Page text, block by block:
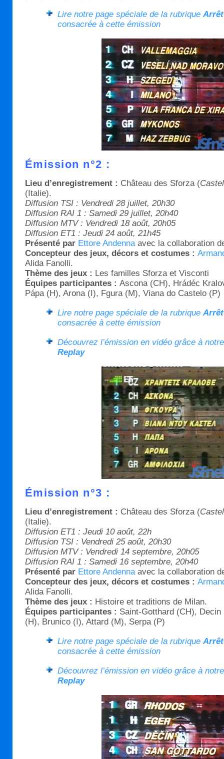
Lire notre page spéciale de la rubrique
consacrée à cette émission
Émission n°2 :
Lieu d’enregistrement : Château des Sforza (
(Italie).
Diffusion TSI : Vendredi 28 juillet, 20h30
Diffusion RAI 1 : Samedi 29 juillet, 20h40
Diffusion MTV : Vendredi 18 août, 20h05
Diffusion ET1 : Jeudi 24 août, 21h45
Présenté par Ettore Andennaavec la collaboration
Concepteur des jeux, décors et costumes :
Alida Fanolli.
Thème des jeux : Les familles Sforza et Visconti
Équipes participantes : Ascona (CH), Hrádéc
Pápa (H), Arona (I), Fgura (M), Viana do Castelo (P)
Lire notre page spéciale de la rubrique
consacrée à cette émission
Découvrez l’émission en vidéo grâce à
Replay
Émission n°3 :
Lieu d’enregistrement : Château des Sforza (
(Italie).
Diffusion ET1 : Jeudi 10 août, 22h
Diffusion TSI : Vendredi 25 août, 20h30
Diffusion MTV : Vendredi 14 septembre, 20h05
Diffusion RAI 1 : Samedi 16 septembre, 20h40
Présenté par Ettore Andennaavec la collaboration
Concepteur des jeux, décors et costumes :
Alida Fanolli.
Thème des jeux : Histoire et traditions de Milan.
Équipes participantes : Saint-Gotthard (CH),
(H), Brunico (I), Attard (M), Serpa (P)
Lire notre page spéciale de la rubrique
consacrée à cette émission
Découvrez l’émission en vidéo grâce à
Replay